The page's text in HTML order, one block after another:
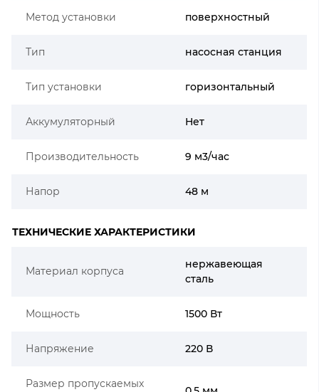
Метод установки поверхностный
Тип насосная станция
Тип установки горизонтальный
Аккумуляторный Нет
Производительность 9 м3/час
Напор 48 м
ТЕХНИЧЕСКИЕ ХАРАКТЕРИСТИКИ
Материал корпуса
нержавеющая
сталь
Мощность 1500 Вт
Напряжение 220 В
Размер пропускаемых